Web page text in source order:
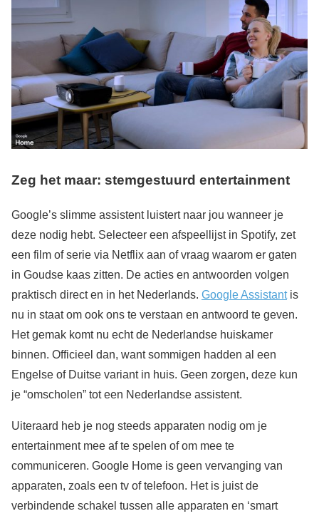
Zeg het maar: stemgestuurd entertainment
Google’s slimme assistent luistert naar jou wanneer je
deze nodig hebt. Selecteer een afspeellijst in Spotify, zet
een film of serie via Netflix aan of vraag waarom er gaten
in Goudse kaas zitten. De acties en antwoorden volgen
praktisch direct en in het Nederlands. Google Assistantis
nu in staat om ook ons te verstaan en antwoord te geven.
Het gemak komt nu echt de Nederlandse huiskamer
binnen. Officieel dan, want sommigen hadden al een
Engelse of Duitse variant in huis. Geen zorgen, deze kun
je “omscholen” tot een Nederlandse assistent.
Uiteraard heb je nog steeds apparaten nodig om je
entertainment mee af te spelen of om mee te
communiceren. Google Home is geen vervanging van
apparaten, zoals een tv of telefoon. Het is juist de
verbindende schakel tussen alle apparaten en ‘smart